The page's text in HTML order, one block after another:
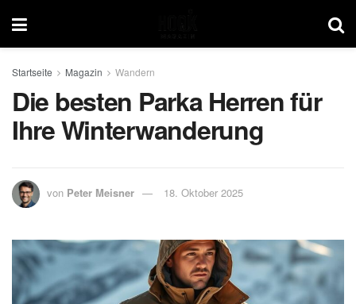
Startseite Magazin Wandern
Die besten Parka Herren für
Ihre Winterwanderung
von Peter Meisner 18. Oktober 2025